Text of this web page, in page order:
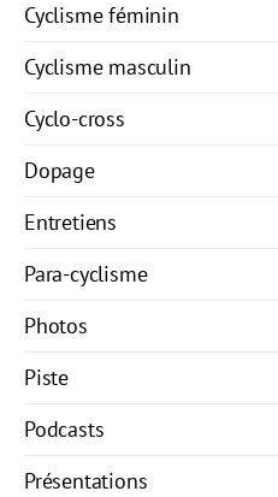
Cyclisme féminin
Cyclisme masculin
Cyclo-cross
Dopage
Entretiens
Para-cyclisme
Photos
Piste
Podcasts
Présentations